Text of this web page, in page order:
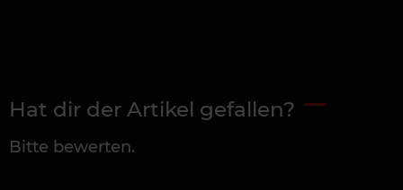
Hat dir der Artikel gefallen?
Bitte bewerten.